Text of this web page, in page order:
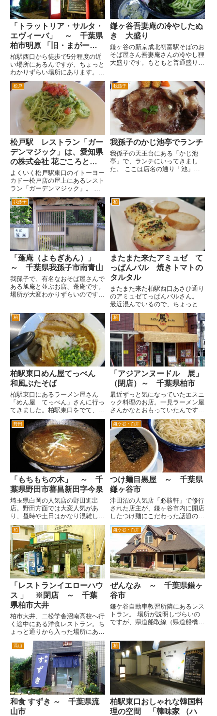
リ... は、...
「トラットリア・サルタ・
エヴィーバ」 ～ 千葉県
柏市明原 「旧・まがー
り」
柏駅西口から徒歩で5分程度の近
い場所にあるんですが、ちょっと
わかりずらい場所にあります。そ
の分隠れ家的で、自分だけが知っ
ている♪って感じの特 製手作りパ
スタとイタリア田舎料理のお店で
す。 旧店名は、まがーりさん。
2009.10.1より新たに...
鎌ヶ谷吾妻庵の冷やしたぬ
き 大盛り
鎌ヶ谷の新京成北初富駅そばのお
そば屋さん吾妻庵さんの冷やし狸
大盛りです。もともと普通盛りで
多いです。 表面には、たぬきの
天かす、きゅうり、かまぼこ、わ
かめ、のり、ゆで卵がのってま
す...
松戸
松戸駅 レストラン「ガー
デンマジック」は、愛知県
の株式会社 花ごころとい
う園芸用品会社が運営して
いた
よくいく松戸駅東口のイトーヨー
カドー松戸店の屋上にあるレスト
ラン「ガーデンマジック」。 屋
上庭園とレストランがコラボした
飲食店なんですが、ここの運営会
社は愛知県名古屋市に本社がある
株式会社 花ごころという園芸会
社だそうです。 園芸会社が
や...
我孫子
我孫子のかじ池亭でランチ
我孫子の天王台にある「かじ池
亭」で、ランチにいってきまし
た。 ここは店名の通り「池」
ラダです。 真鱈のひじきソー
ス。 ステーキ。 エビフライ。 デ
ザ...
我孫子
「蓬庵（よもぎあん）」
～ 千葉県我孫子市南青山
我孫子で、有名なおそば屋さんで
ある旭庵と並ぶお店、蓬庵です。
場所が大変わかりずらいのです
の中間付近です。 一番簡単なの
で、国道６号線を取手方面へ。利
根川を渡る大利根大橋の直前を左
折...
柏
またまた来たアミュゼ て
っぱんバル 焼きトマトの
タルタル
またまた来た柏駅西口あさひ通り
のアミュゼてっぱんバルさん。
最近混んでいるので、ちょっと遅
い時間に行くと入れないことがあ
ります。お店まで来て、入れない
と、次のお店探すの困るんですよ
ねえ。 きょうは、入れた。とり
あえず、おつかれさまですのビ
ー...
柏
柏駅東口めん屋てっぺん
和風ぶたそば
柏駅東口にあるラーメン屋さん
「めん屋 てっぺん」さんに行っ
てきました。柏駅東口をでて、向
かって左手のそごう本館とビック
カメラの建物の間の道路へ行きま
す。この道路は「サンサン通り」
といいます。以前は通り沿いに三
井ガーデンホテルがありました
が、...
柏
「アジアンヌードル 展」
（閉店）～ 千葉県柏市
最近ずっと気になっていたエスニ
ック料理のお店。一見ラーメン屋
さんかなとおもっていたんです
が、ちょっとおしゃれなカフェみ
たいな雰囲気もあります。 こち
らはタイやベトナム料理の麺類や
ご飯類の代表的なものを出してく
れるお店です。場所は、柏駅東口
を...
野田
「もちもちの木」 ～ 千
葉県野田市蕃昌新田字今泉
埼玉県白岡の人気店の野田進出
店。野田方面では大変人気があ
り、昼時や土日はかなり混雑して
ます。 かなり熱くてやけどする
スープと強烈な鰹風味の和風スー
プは、好き好きがわかれるところ
でしょうか。会社の同僚のうち数
人は食べた瞬間に舌をやけどした
よう...
鎌ケ谷・白井
つけ麺目黒屋 ～ 千葉県
鎌ヶ谷市
津田沼の人気店「必勝軒」で修行
された店主が、鎌ヶ谷市内に開店
したつけ麺にこだわった話題のお
店。 場所は、東武野田線馬込沢
駅をスーパーサミット側に出ま
す。ロータリーの前の道を右手
へ。小さな川がある（気づかない
かも）があるのでわたってすぐの
路地...
柏
「レストランイエローハウ
ス 」 ※閉店 ～ 千葉
県柏市大井
柏市大井、二松学舎沼南高校へ行
く途中にある洋食レストラン。ち
ょっと通りから入った場所にある
ので、よく通る道なのですが気づ
きませんでした。 国道16号線柏
市内から柏トンネルを越えて最初
の信号である大井の交差点を左
折。2つ目の信号が右カーブし
て...
鎌ケ谷・白井
ぜんなみ ～ 千葉県鎌ヶ
谷市
鎌ケ谷自動車教習所隣にあるレス
トラン。 場所が説明しづらいの
ですが、県道船取線（県道船橋、
交差点があり、次の交差点が千葉
ニュータウン方面へ左折できる国
道４６４号線とぶつかる交差点
で...
流山
和食 すずき ～ 千葉県流
山市
柏
柏駅東口おしゃれな韓国料
理の空間 「韓味家 （ハ